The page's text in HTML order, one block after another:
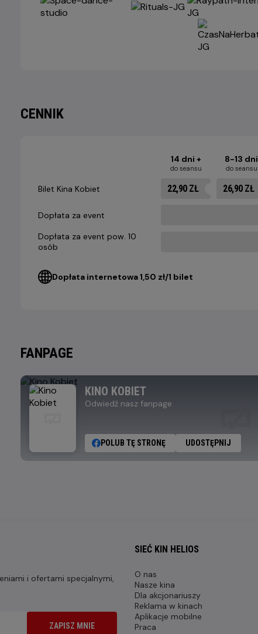
CENNIK
14 dni +
do seansu
8-13 dni
do seansu
Bilet Kina Kobiet
Dopłata za event
Dopłata za event pow. 10
osób
22,90 ZŁ 26,90 ZŁ
Dopłata internetowa 1,50 zł/1 bilet
FANPAGE
KINO KOBIET
Odwiedź nasz fanpage
POLUB TĘ STRONĘ UDOSTĘPNIJ
i ofertami specjalnymi,
ZAPISZ MNIE
SIEĆ KIN HELIOS
O nas
Nasze kina
Dla akcjonariuszy
Reklama w kinach
Aplikacje mobilne
Praca